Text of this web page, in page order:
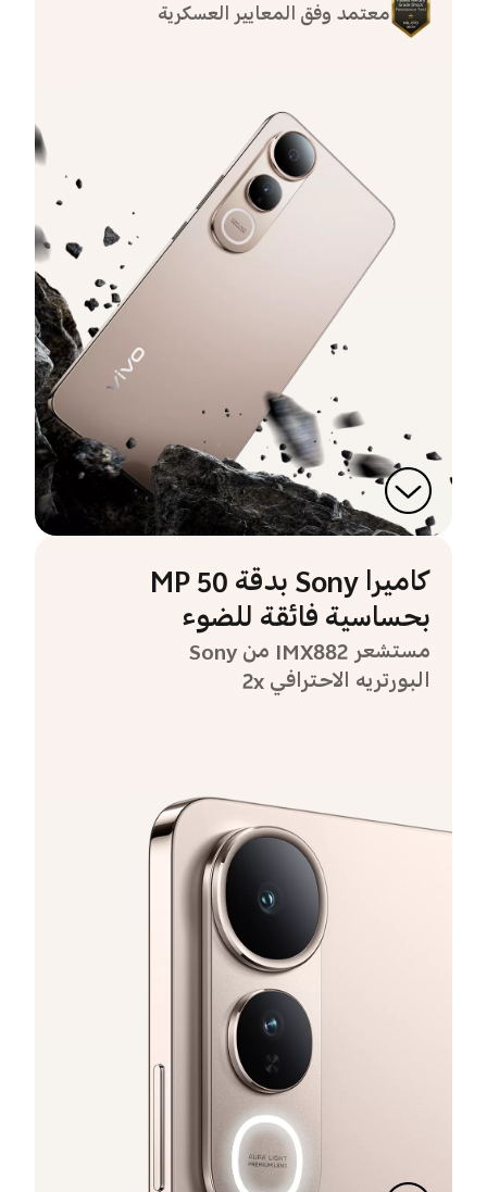
معتمد وفق المعايير العسكرية
كاميرا Sony بدقة 50 MP
بحساسية فائقة للضوء
مستشعر IMX882 من Sony
البورتريه الاحترافي 2x